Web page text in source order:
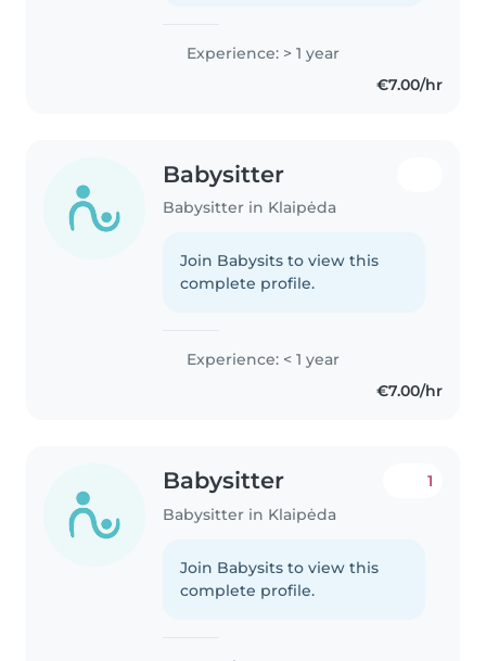
Experience: > 1 year
€7.00/hr
Babysitter
Babysitter in Klaipėda
Join Babysits to view this
complete profile.
Experience: < 1 year
€7.00/hr
Babysitter
Babysitter in Klaipėda
1
Join Babysits to view this
complete profile.